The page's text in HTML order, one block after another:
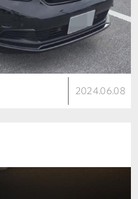
2024.06.08